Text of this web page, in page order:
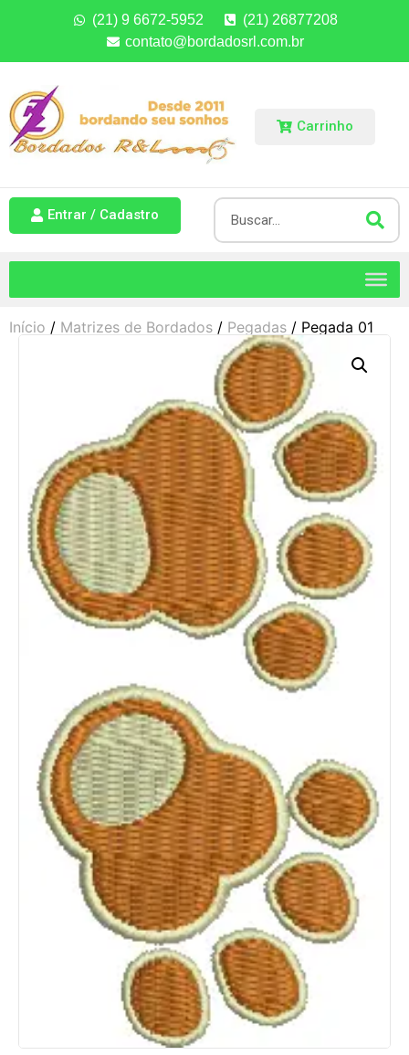
(21) 9 6672-5952
(21) 26877208
contato@bordadosrl.com.br
Carrinho
Entrar / Cadastro
Início / Matrizes de Bordados / Pegadas / Pegada 01